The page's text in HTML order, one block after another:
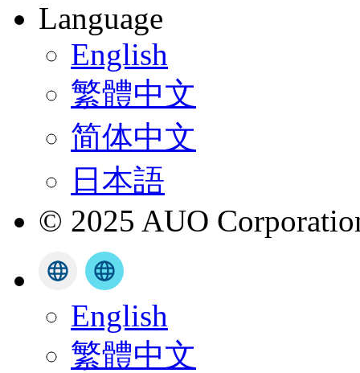
Language
English
繁體中文
简体中文
日本語
© 2025 AUO
English
繁體中文